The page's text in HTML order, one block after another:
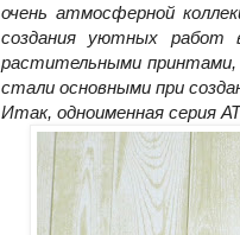
очень атмосферной
создания уютных
растительными
стали основными при
Итак, одноименная серия